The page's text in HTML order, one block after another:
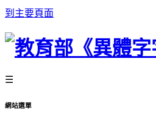
到主要頁面
☰
網站選單